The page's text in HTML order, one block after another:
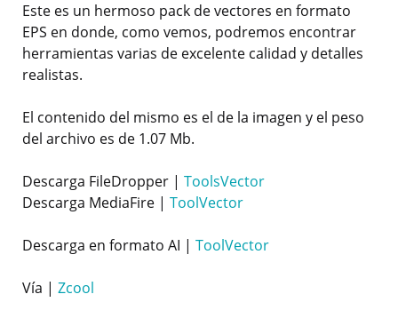
Este es un hermoso pack de vectores en formato
EPS en donde, como vemos, podremos encontrar
herramientas varias de excelente calidad y detalles
realistas.
El contenido del mismo es el de la imagen y el peso
del archivo es de 1.07 Mb.
Descarga FileDropper | ToolsVector
Descarga MediaFire | ToolVector
Descarga en formato AI | ToolVector
Vía | Zcool